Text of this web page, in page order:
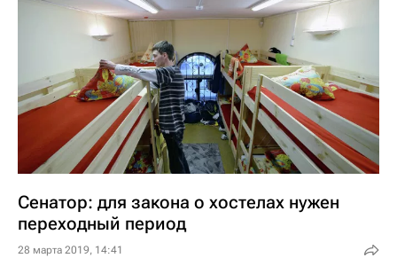
Сенатор: для закона о хостелах нужен
переходный период
28 марта 2019, 14:41